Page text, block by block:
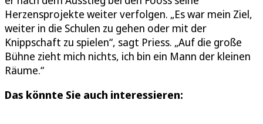
Herzensprojekte weiter verfolgen. „Es war mein Ziel,
weiter in die Schulen zu gehen oder mit der
Knippschaft zu spielen“, sagt Priess. „Auf die große
Bühne zieht mich nichts, ich bin ein Mann der kleinen
Räume.“
Das könnte Sie auch interessieren: